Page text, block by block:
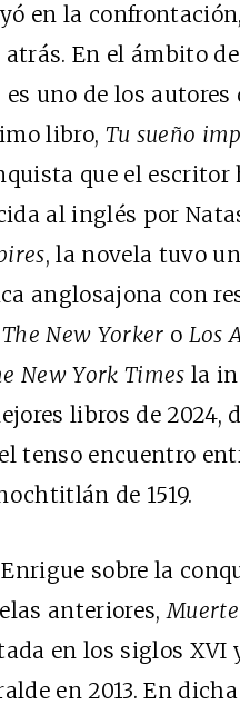
en la
En el ámbito
uno de los autores
libro, Tu sueño
que el
al inglés por
, la novela tuvo
anglosajona con
The New Yorker o Los
New York Times la
libros de 2024,
tenso encuentro
de 1519.
sobre la
anteriores,
en los siglos XVI
en 2013. En